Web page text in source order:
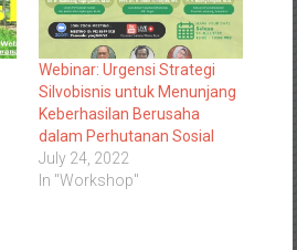
Webinar: Urgensi Strategi
Silvobisnis untuk Menunjang
Keberhasilan Berusaha
dalam Perhutanan Sosial
July 24, 2022
In "Workshop"